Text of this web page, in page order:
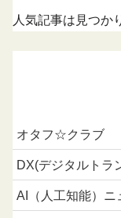
人気記事は見つか
オタフ☆クラブ
DX(デジタルトラ
AI（人工知能）ニ